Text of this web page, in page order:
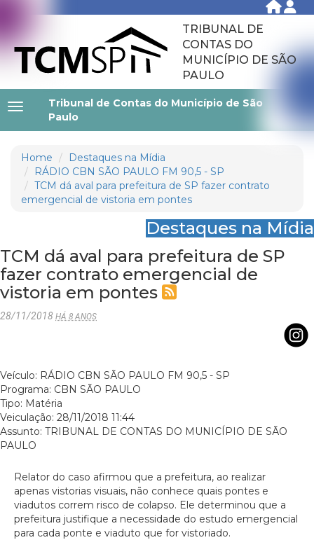
TRIBUNAL DE
CONTAS DO
MUNICÍPIO DE SÃO
PAULO
Tribunal de Contas do Município de São
Paulo
Home
Destaques na Mídia
RÁDIO CBN SÃO PAULO FM 90,5 - SP
TCM dá aval para prefeitura de SP fazer contrato
emergencial de vistoria em pontes
Destaques na Mídia
TCM dá aval para prefeitura de SP
fazer contrato emergencial de
vistoria em pontes
28/11/2018 HÁ 8 ANOS
Veículo: RÁDIO CBN SÃO PAULO FM 90,5 - SP
Programa: CBN SÃO PAULO
Tipo: Matéria
Veiculação: 28/11/2018 11:44
Assunto: TRIBUNAL DE CONTAS DO MUNICÍPIO DE SÃO
PAULO
Relator do caso afirmou que a prefeitura, ao realizar
apenas vistorias visuais, não conhece quais pontes e
viadutos correm risco de colapso. Ele determinou que a
prefeitura justifique a necessidade do estudo emergencial
para cada ponte e viaduto que for vistoriado.